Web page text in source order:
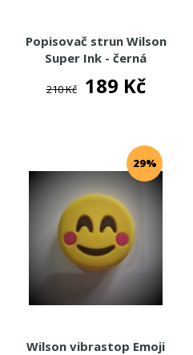
Popisovač strun Wilson
Super Ink - černá
210 Kč 189 Kč
29%
Wilson vibrastop Emoji